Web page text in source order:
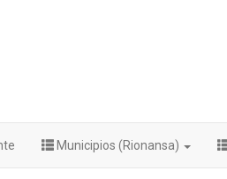
Municipios (Rionansa)